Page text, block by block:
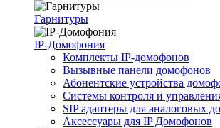
Гарнитуры
IP-Домофония
Комплекты IP-домофонов
Вызывные панели домофонов
Абонентские устройства
Системы контроля и
SIP адаптеры для аналоговых
Аксессуары для IP Домофонов